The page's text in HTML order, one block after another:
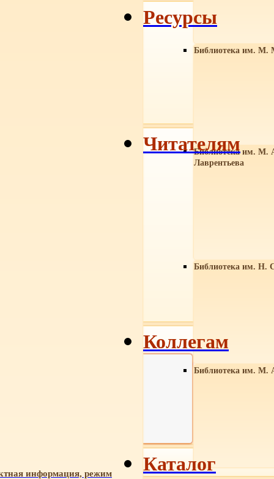
Библиотека им. М.
Библиотека им. М.
Лаврентьева
Библиотека им. Н.
Библиотека им. М.
информация, режим
Ресурсы
Читателям
Коллегам
Каталог